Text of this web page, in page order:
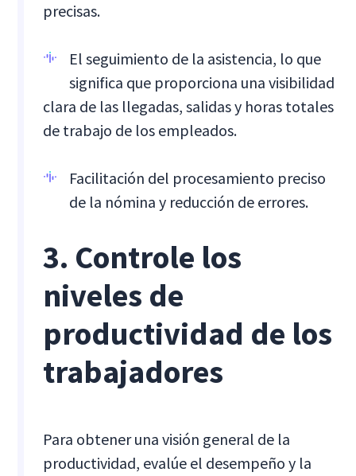
precisas.
El seguimiento de la asistencia, lo que
significa que proporciona una visibilidad
clara de las llegadas, salidas y horas totales
de trabajo de los empleados.
Facilitación del procesamiento preciso
de la nómina y reducción de errores.
3. Controle los
niveles de
productividad de los
trabajadores
Para obtener una visión general de la
productividad, evalúe el desempeño y la